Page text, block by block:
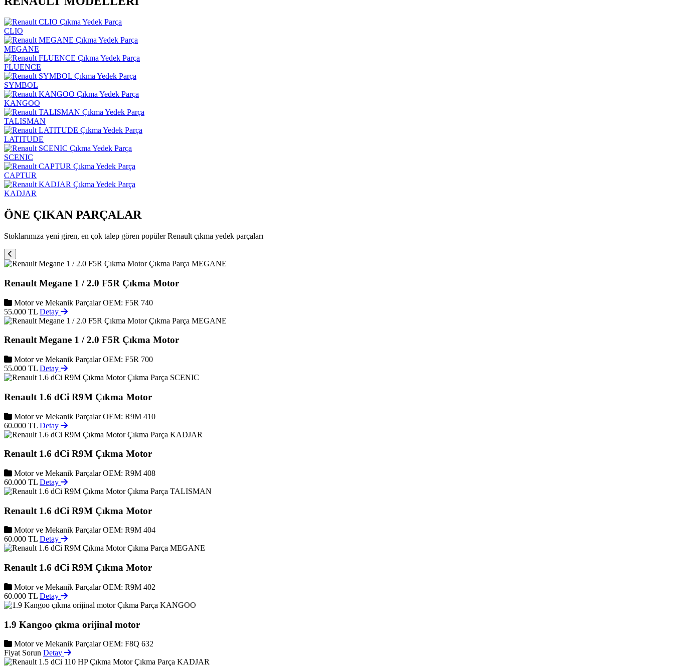
CLIO
MEGANE
FLUENCE
SYMBOL
KANGOO
TALISMAN
LATITUDE
SCENIC
CAPTUR
KADJAR
ÖNE ÇIKAN PARÇALAR
Stoklarımıza yeni giren, en çok talep gören popüler Renault çıkma yedek parçaları
MEGANE
Renault Megane 1 / 2.0 F5R Çıkma Motor
Motor ve Mekanik Parçalar OEM: F5R 740
55.000 TL Detay
MEGANE
Renault Megane 1 / 2.0 F5R Çıkma Motor
Motor ve Mekanik Parçalar OEM: F5R 700
55.000 TL Detay
SCENIC
Renault 1.6 dCi R9M Çıkma Motor
Motor ve Mekanik Parçalar OEM: R9M 410
60.000 TL Detay
KADJAR
Renault 1.6 dCi R9M Çıkma Motor
Motor ve Mekanik Parçalar OEM: R9M 408
60.000 TL Detay
TALISMAN
Renault 1.6 dCi R9M Çıkma Motor
Motor ve Mekanik Parçalar OEM: R9M 404
60.000 TL Detay
MEGANE
Renault 1.6 dCi R9M Çıkma Motor
Motor ve Mekanik Parçalar OEM: R9M 402
60.000 TL Detay
KANGOO
1.9 Kangoo çıkma orijinal motor
Motor ve Mekanik Parçalar OEM: F8Q 632
Fiyat Sorun Detay
KADJAR